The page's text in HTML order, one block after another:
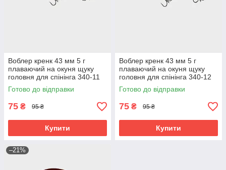
Воблер кренк 43 мм 5 г
плаваючий на окуня щуку
головня для спінінга 340-11
Готово до відправки
75 ₴ 95 ₴
Купити
Воблер кренк 43 мм 5 г
плаваючий на окуня щуку
головня для спінінга 340-12
Готово до відправки
75 ₴ 95 ₴
Купити
–21%